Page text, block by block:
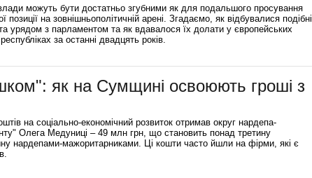
можуть бути достатньо згубними як для подальшого просування
на зовнішньополітичній арені. Згадаємо, як відбувалися подібні
урядом з парламентом та як вдавалося їх долати у європейських
за останні двадцять років.
як на Сумщині освоюють гроші з
на соціально-економічний розвиток отримав округ нардепа-
Олега Медуниці – 49 млн грн, що становить понад третину
нардепами-мажоритарниками. Ці кошти часто йшли на фірми, які є